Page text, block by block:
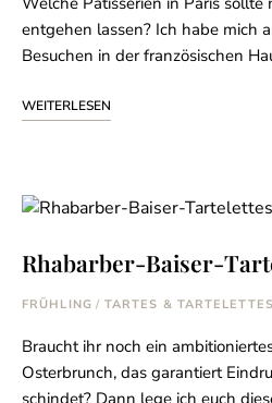
entgehen lassen? Ich habe mich
Besuchen in der französischen
WEITERLESEN
Rhabarber-Baiser-
FRÜHLING / TARTES & TARTELETTES
Braucht ihr noch ein
Osterbrunch, das garantiert
schindet? Dann lege ich euch